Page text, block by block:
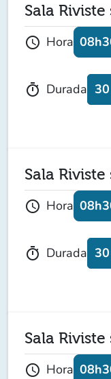
Sala
schedule Hora
timer Durada
Sala
schedule Hora
timer Durada
Sala
schedule Hora